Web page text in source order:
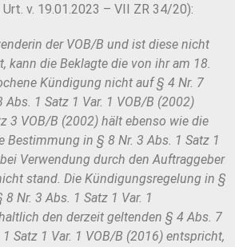
Urt. v. 19.01.2023 – VII ZR 34/20):
der VOB/B und ist diese nicht
kann die Beklagte die von ihr am 18.
Kündigung nicht auf § 4 Nr. 7
Abs. 1 Satz 1 Var. 1 VOB/B (2002)
3 VOB/B (2002) hält ebenso wie die
Bestimmung in § 8 Nr. 3 Abs. 1 Satz 1
Verwendung durch den Auftraggeber
stand. Die Kündigungsregelung in §
8 Nr. 3 Abs. 1 Satz 1 Var. 1
den derzeit geltenden § 4 Abs. 7
Satz 1 Var. 1 VOB/B (2016) entspricht,